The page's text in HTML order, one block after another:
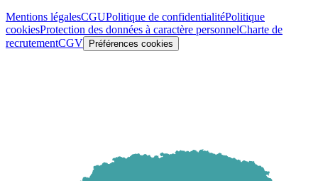
Mentions légalesCGUPolitique de confidentialitéPolitique
cookiesProtection des données à caractère personnelCharte de
recrutementCGV Préférences cookies